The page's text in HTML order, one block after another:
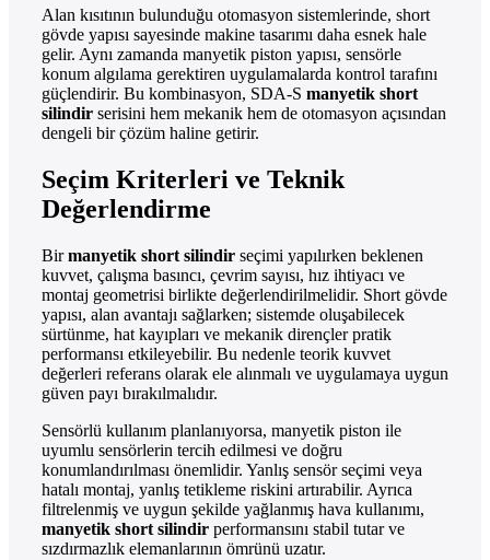
Alan kısıtının bulunduğu otomasyon sistemlerinde, short
gövde yapısı sayesinde makine tasarımı daha esnek hale
gelir. Aynı zamanda manyetik piston yapısı, sensörle
konum algılama gerektiren uygulamalarda kontrol tarafını
güçlendirir. Bu kombinasyon, SDA-S manyetik short
silindir serisini hem mekanik hem de otomasyon açısından
dengeli bir çözüm haline getirir.
Seçim Kriterleri ve Teknik
Değerlendirme
Birmanyetik short silindir seçimi yapılırken beklenen
kuvvet, çalışma basıncı, çevrim sayısı, hız ihtiyacı ve
montaj geometrisi birlikte değerlendirilmelidir. Short gövde
yapısı, alan avantajı sağlarken; sistemde oluşabilecek
sürtünme, hat kayıpları ve mekanik dirençler pratik
performansı etkileyebilir. Bu nedenle teorik kuvvet
değerleri referans olarak ele alınmalı ve uygulamaya uygun
güven payı bırakılmalıdır.
Sensörlü kullanım planlanıyorsa, manyetik piston ile
uyumlu sensörlerin tercih edilmesi ve doğru
konumlandırılması önemlidir. Yanlış sensör seçimi veya
hatalı montaj, yanlış tetikleme riskini artırabilir. Ayrıca
filtrelenmiş ve uygun şekilde yağlanmış hava kullanımı,
manyetik short silindir performansını stabil tutar ve
sızdırmazlık elemanlarının ömrünü uzatır.